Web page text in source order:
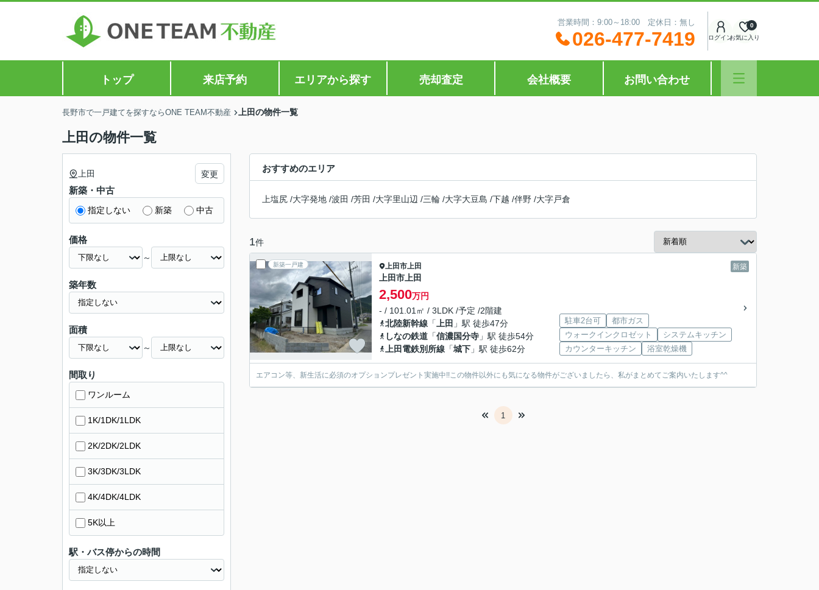
営業時間：9:00～18:00 定休日：無し
026-477-7419 ログインお気に入り
0
トップ 来店予約 エリアから探す 売却査定 会社概要 お問い合わせ
長野市で一戸建てを探すならONE TEAM不動産 上田の物件一覧
上田の物件一覧
おすすめのエリア
上塩尻 /大字発地 /波田 /芳田 /大字里山辺 /三輪 /大字大豆島 /下越 /伴野 /大字戸倉
1件
新築一戸建 新築
上田市上田
上田市上田
2,500万円
- / 101.01㎡ / 3LDK /予定 /2階建
北陸新幹線 「 上田 」駅 徒歩47分
しなの鉄道 「信濃国分寺 」駅 徒歩54分
上田電鉄別所線 「城下 」駅 徒歩62分
駐車2台可
都市ガス
ウォークインクロゼット
システムキッチン
カウンターキッチン
浴室乾燥機
エアコン等、新生活に必須のオプションプレゼント実施中!!この物件以外にも気になる物件がございましたら、私がまとめてご案内いたします^^
1
上田 変更
新築・中古
指定しない 新築 中古
価格
～
築年数
面積
～
間取り
ワンルーム
1K/1DK/1LDK
2K/2DK/2LDK
3K/3DK/3LDK
4K/4DK/4LDK
5K以上
駅・バス停からの時間